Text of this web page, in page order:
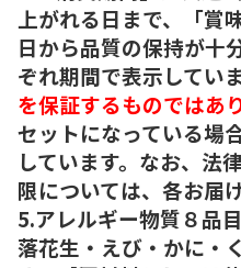
上がれる日まで、「賞
日から品質の保持が十
ぞれ期間で表示していま
を保証するものではあ
セットになっている場
しています。なお、法
限については、各お届
5.アレルギー物質８品
落花生・えび・かに・